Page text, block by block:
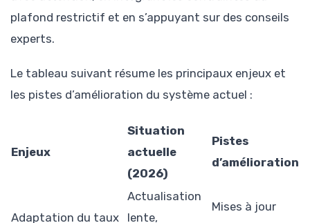
plafond restrictif et en s’appuyant sur des conseils
experts.
Le tableau suivant résume les principaux enjeux et
les pistes d’amélioration du système actuel :
Enjeux
Situation
actuelle
(2026)
Pistes
d’amélioration
Adaptation du taux
Actualisation
lente,
Mises à jour